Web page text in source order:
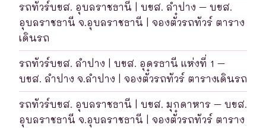
รถทัวร์บขส. อุบลราชธานี | บขส. ลำปาง – บขส.
อุบลราชธานี จ.อุบลราชธานี | จองตั๋วรถทัวร์ ตาราง
เดินรถ
รถทัวร์บขส. ลำปาง | บขส. อุดรธานี แห่งที่ 1 –
บขส. ลำปาง จ.ลำปาง | จองตั๋วรถทัวร์ ตารางเดินรถ
รถทัวร์บขส. อุบลราชธานี | บขส. มุกดาหาร – บขส.
อุบลราชธานี จ.อุบลราชธานี | จองตั๋วรถทัวร์ ตาราง